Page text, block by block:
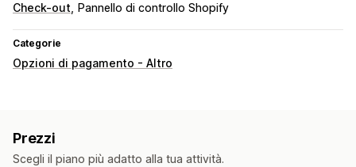
Check-out Pannello di controllo Shopify
Categorie
Opzioni di pagamento - Altro
Prezzi
Scegli il piano più adatto alla tua attività.